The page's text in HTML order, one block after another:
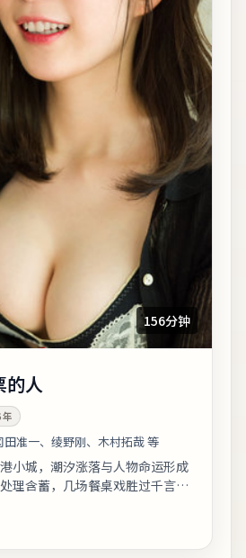
156分钟
的人
年
田准一、绫野刚、木村拓哉 等
小城，潮汐涨落与人物命运形成
理含蓄，几场餐桌戏胜过千言万
过期车票的人》是一部...